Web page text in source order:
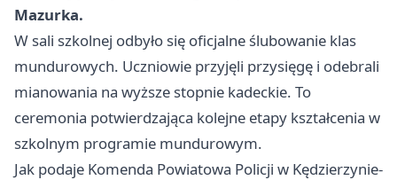
Mazurka.
W sali szkolnej odbyło się oficjalne ślubowanie klas
mundurowych. Uczniowie przyjęli przysięgę i odebrali
mianowania na wyższe stopnie kadeckie. To
ceremonia potwierdzająca kolejne etapy kształcenia w
szkolnym programie mundurowym.
Jak podaje Komenda Powiatowa Policji w Kędzierzynie-